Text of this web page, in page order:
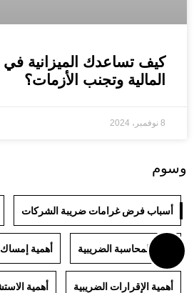
كيف تساعدك الميزانية
المالية وتجنب الأزمات؟
8 نوفمبر، 2024
وسوم
أسباب فرض غرامات ضريبة الشركات
أنواع المحاسبة الضريبية أهمية إمساك
أهمية الإقرارات الضريبية أهمية